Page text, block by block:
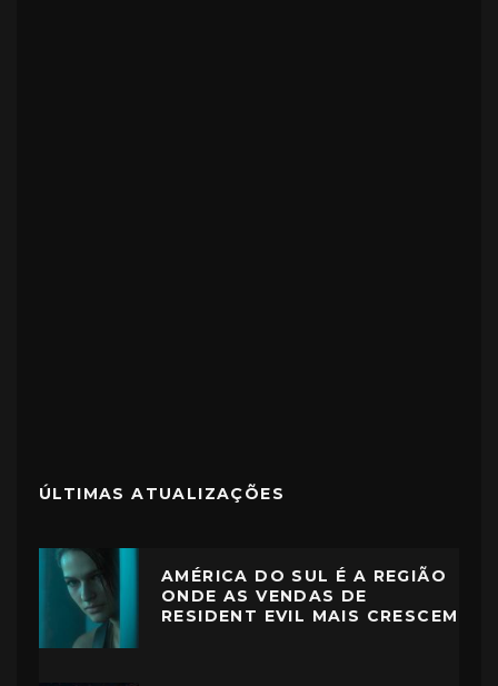
ÚLTIMAS ATUALIZAÇÕES
AMÉRICA DO SUL É A REGIÃO
ONDE AS VENDAS DE
RESIDENT EVIL MAIS CRESCEM